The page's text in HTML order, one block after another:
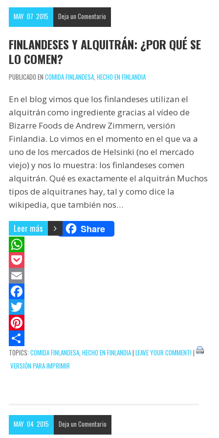
k
r
r
e
s
t
a
r
t
i
MAY 07 2015 Deja un Comentario
FINLANDESES Y ALQUITRÁN: ¿POR QUÉ SE
LO COMEN?
PUBLICADO EN COMIDA FINLANDESA, HECHO EN FINLANDIA
En el blog vimos que los finlandeses utilizan el
alquitrán como ingrediente gracias al vídeo de
Bizarre Foods de Andrew Zimmern, versión
Finlandia. Lo vimos en el momento en el que va a
uno de los mercados de Helsinki (no el mercado
viejo) y nos lo muestra: los finlandeses comen
alquitrán. Qué es exactamente el alquitrán Muchos
tipos de alquitranes hay, tal y como dice la
wikipedia, que también nos…
Leer más Share
W
h
a
t
s
A
p
p
P
o
c
k
e
t
E
m
a
l
F
a
c
e
b
k
T
w
i
t
r
P
i
n
r
e
C
o
a
r
TOPICS: COMIDA FINLANDESA, HECHO EN FINLANDIA| LEAVE YOUR COMMENT!|
VERSIÓN PARA IMPRIMIR
MAY 04 2015 Deja un Comentario